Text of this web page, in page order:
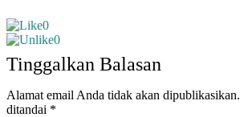
0
0
Tinggalkan Balasan
Alamat email Anda tidak akan dipublikasikan.
ditandai *